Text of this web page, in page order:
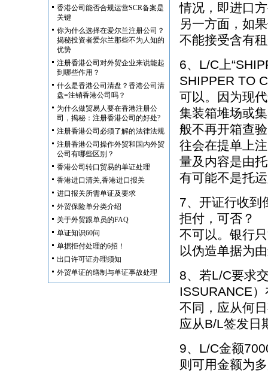
香港公司能否合规运营SCR备案是
关键
你为什么选择在爱尔兰注册公司？
揭秘投资者爱尔兰那些不为人知的
优势
注册香港公司对外贸企业来说能起
到哪些作用？
什么是香港公司清盘？香港公司清
盘=注销香港公司吗？
为什么做贸易人要在香港注册公
司，揭秘：注册香港公司的好处?
注册香港公司必须了解的法律法规
注册香港公司操作外贸和国内外贸
公司有哪些区别？
香港公司转口贸易的单证处理
香港进口清关,香港进口报关
进口报关所需单证及要求
外贸保险单分类介绍
关于外贸跟单员的FAQ
单证知识60问
单据拒付处理的6招！
出口许可证办理须知
外贸单证的缮制与单证事故处理
情况，即进口
另一方面，如
不能接受含有
6、L/C上
SHIPPER TO
可以。因为现
集装箱堆场或
般不再开箱查
往会在提单上
量及内容是由
有可能不是托
7、开证行收到
拒付，可否？
不可以。银行
以伪造单据为
8、若L/C要求
ISSURANCE
不同，应从何
应从B/L签发日
9、L/C金额
则可用金额为